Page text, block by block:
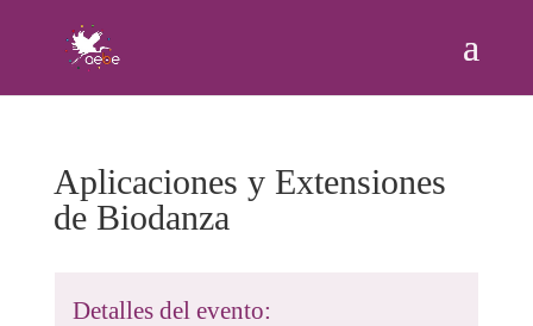
Aplicaciones y Extensiones
de Biodanza
Detalles del evento: